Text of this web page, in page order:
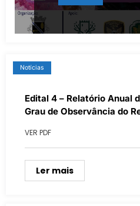
Notícias
Edital 4 – Relatório Anual
Grau de Observância do
Oposição
VER PDF
Ler mais